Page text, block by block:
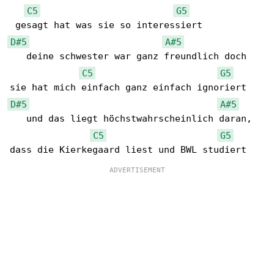
C5
G5
D#5
A#5
   deine schwester war ganz freundlich doch
C5
G5
D#5
A#5
   und das liegt höchstwahrscheinlich daran,
C5
G5